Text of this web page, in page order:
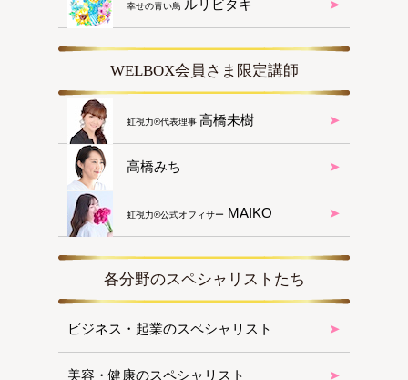
幸せの青い鳥 ルリビタキ
WELBOX会員さま限定講師
虹視力®︎代表理事 高橋未樹
高橋みち
虹視力®︎公式オフィサー MAIKO
各分野のスペシャリストたち
ビジネス・起業のスペシャリスト
美容・健康のスペシャリスト